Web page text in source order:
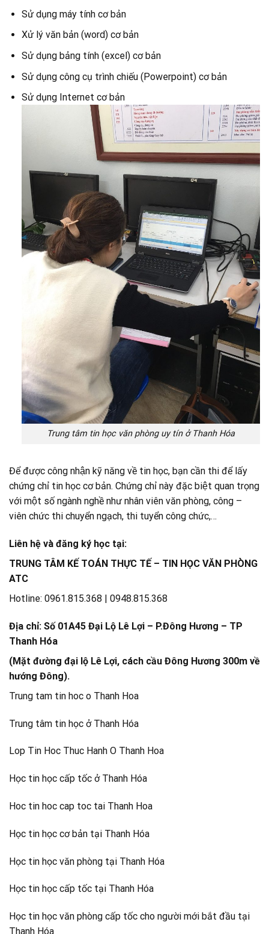
Sử dụng máy tính cơ bản
Xử lý văn bản (word) cơ bản
Sử dụng bảng tính (excel) cơ bản
Sử dụng công cụ trình chiếu (Powerpoint) cơ bản
Sử dụng Internet cơ bản
Trung tâm tin học văn phòng uy tín ở Thanh Hóa
Để được công nhận kỹ năng về tin học, bạn cần thi để lấy
chứng chỉ tin học cơ bản. Chứng chỉ này đặc biệt quan trọng
với một số ngành nghề như nhân viên văn phòng, công –
viên chức thi chuyển ngạch, thi tuyển công chức,…
Liên hệ và đăng ký học tại:
TRUNG TÂM KẾ TOÁN THỰC TẾ – TIN HỌC VĂN PHÒNG
ATC
Hotline: 0961.815.368 | 0948.815.368
Địa chỉ: Số 01A45 Đại Lộ Lê Lợi – P.Đông Hương – TP
Thanh Hóa
(Mặt đường đại lộ Lê Lợi, cách cầu Đông Hương 300m về
hướng Đông).
Trung tam tin hoc o Thanh Hoa
Trung tâm tin học ở Thanh Hóa
Lop Tin Hoc Thuc Hanh O Thanh Hoa
Học tin học cấp tốc ở Thanh Hóa
Hoc tin hoc cap toc tai Thanh Hoa
Học tin học cơ bản tại Thanh Hóa
Học tin học văn phòng tại Thanh Hóa
Học tin học cấp tốc tại Thanh Hóa
Học tin học văn phòng cấp tốc cho người mới bắt đầu tại
Thanh Hóa